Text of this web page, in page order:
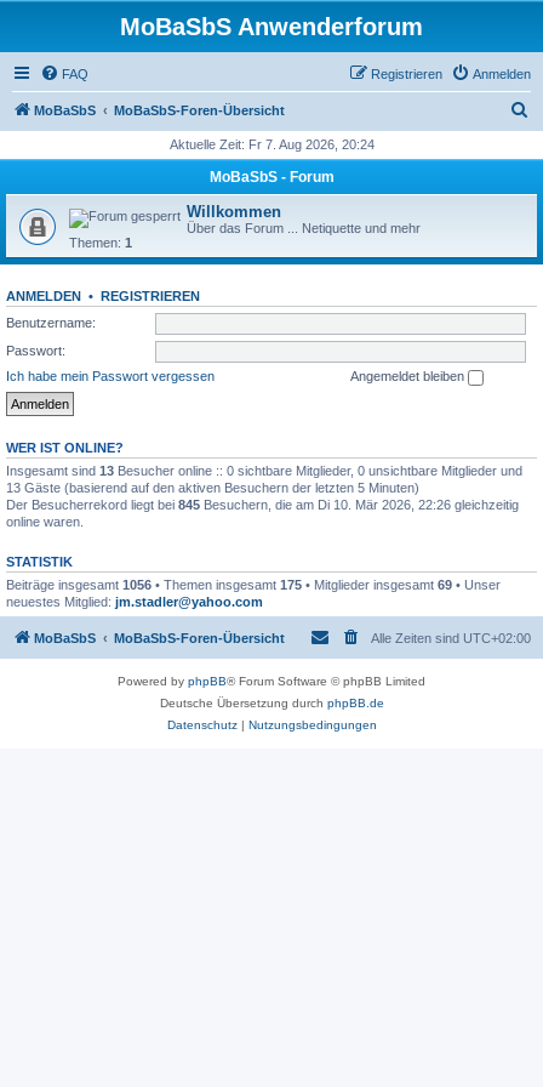
MoBaSbS Anwenderforum
FAQ Anmelden
Registrieren
MoBaSbS MoBaSbS-Foren-Übersicht
h
Aktuelle Zeit: Fr 7. Aug 2026, 20:24
MoBaSbS - Forum
Willkommen
Über das Forum ... Netiquette und mehr
Themen: 1
ANMELDEN • REGISTRIEREN
Benutzername:
Passwort:
Ich habe mein Passwort vergessen
Angemeldet bleiben
WER IST ONLINE?
Insgesamt sind 13 Besucher online :: 0 sichtbare Mitglieder, 0 unsichtbare Mitglieder und
13 Gäste (basierend auf den aktiven Besuchern der letzten 5 Minuten)
Der Besucherrekord liegt bei 845 Besuchern, die am Di 10. Mär 2026, 22:26 gleichzeitig
online waren.
STATISTIK
Beiträge insgesamt 1056 • Themen insgesamt 175 • Mitglieder insgesamt 69 • Unser
neuestes Mitglied: jm.stadler@yahoo.com
MoBaSbS MoBaSbS-Foren-Übersicht Alle Zeiten sind UTC+02:00
Powered by phpBB® Forum Software © phpBB Limited
Deutsche Übersetzung durch phpBB.de
Datenschutz| Nutzungsbedingungen